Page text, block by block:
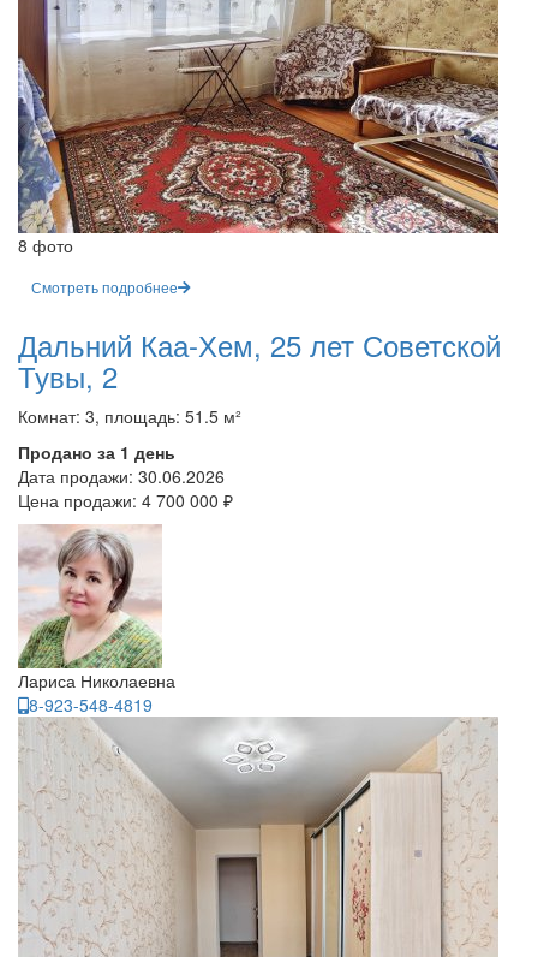
8 фото
Смотреть подробнее
Дальний Каа-Хем, 25 лет Советской
Тувы, 2
Комнат: 3, площадь: 51.5 м²
Продано за 1 день
Дата продажи: 30.06.2026
Цена продажи: 4 700 000 ₽
Лариса Николаевна
8-923-548-4819